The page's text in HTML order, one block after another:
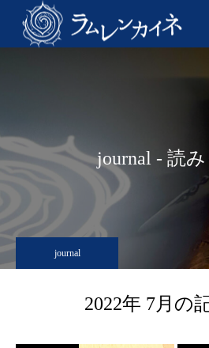
journal - 読
journal
2022年 7月の